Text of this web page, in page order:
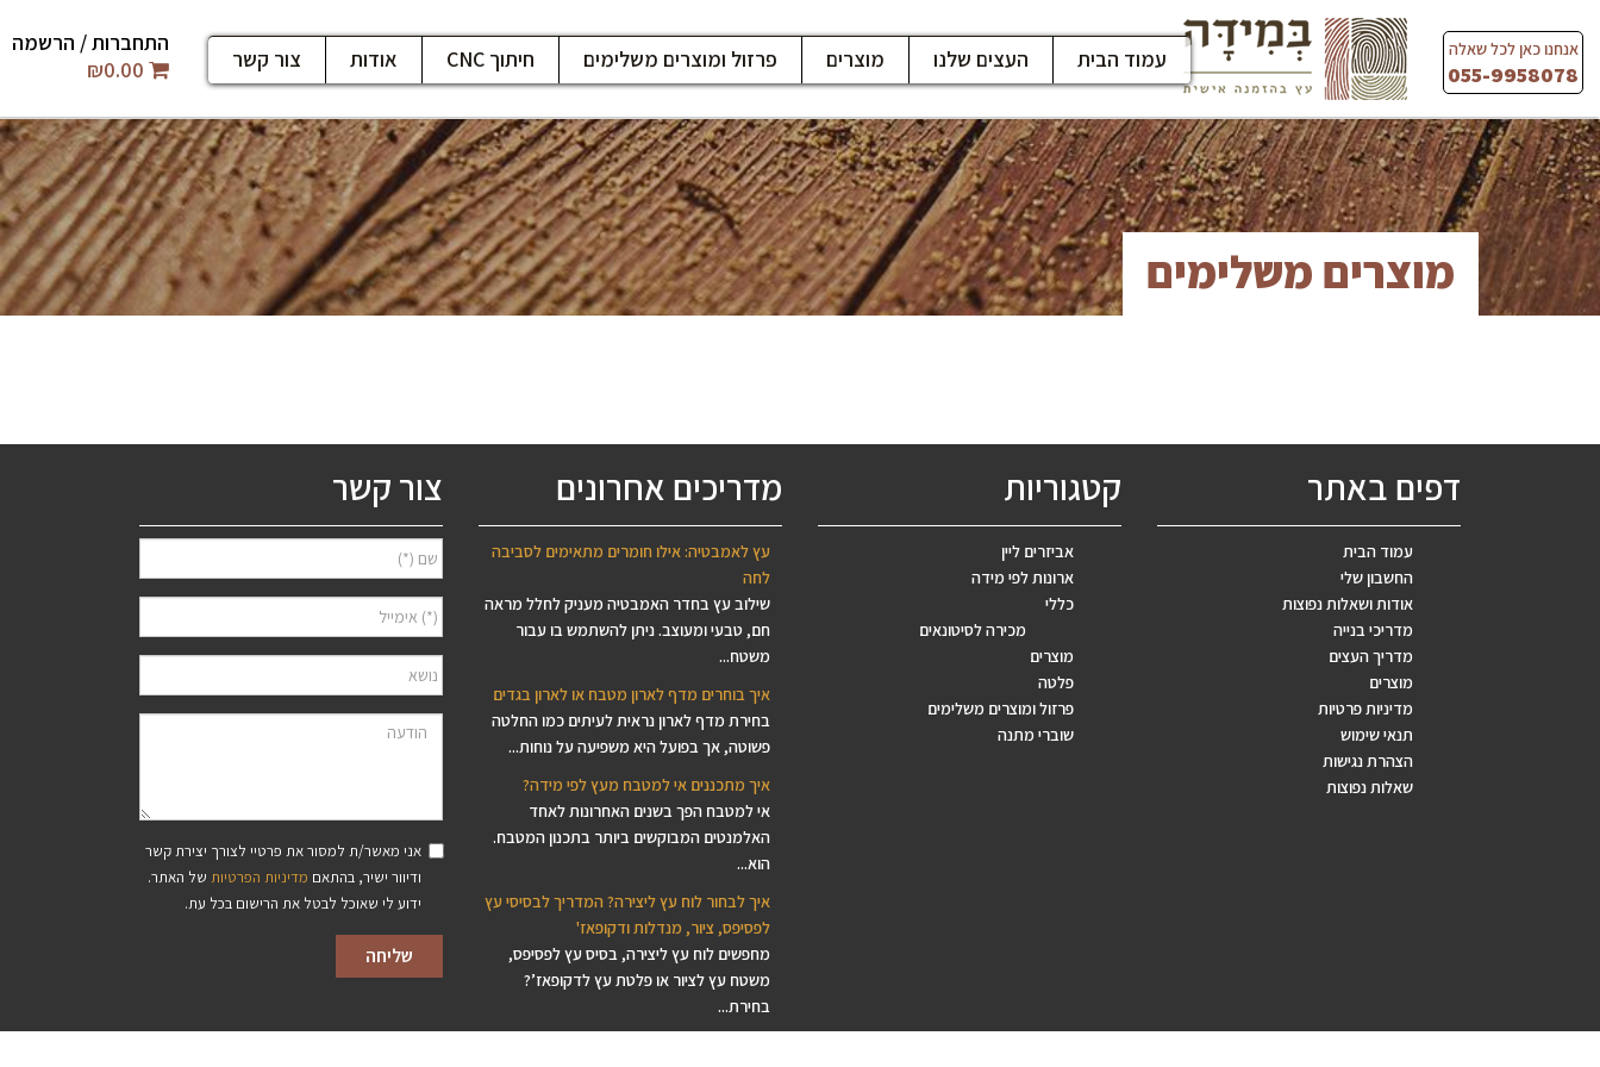
content
אנחנו כאן לכל שאלה
055-9958078
עמוד הבית העצים שלנו מוצרים פרזול ומוצרים משלימים חיתוך CNC אודות צור קשר
התחברות / הרשמה
₪0.00
מוצרים משלימים
דפים באתר
עמוד הבית
החשבון שלי
אודות ושאלות נפוצות
מדריכי בנייה
מדריך העצים
מוצרים
מדיניות פרטיות
תנאי שימוש
הצהרת נגישות
שאלות נפוצות
קטגוריות
אביזרים ליין
ארונות לפי מידה
כללי
מכירה לסיטונאים
מוצרים
פלטה
פרזול ומוצרים משלימים
שוברי מתנה
מדריכים אחרונים
עץ לאמבטיה: אילו חומרים מתאימים לסביבה
לחה
שילוב עץ בחדר האמבטיה מעניק לחלל מראה
חם, טבעי ומעוצב. ניתן להשתמש בו עבור
משטח...
איך בוחרים מדף לארון מטבח או לארון בגדים
בחירת מדף לארון נראית לעיתים כמו החלטה
פשוטה, אך בפועל היא משפיעה על נוחות...
איך מתכננים אי למטבח מעץ לפי מידה?
אי למטבח הפך בשנים האחרונות לאחד
האלמנטים המבוקשים ביותר בתכנון המטבח.
הוא...
איך לבחור לוח עץ ליצירה? המדריך לבסיסי עץ
לפסיפס, ציור, מנדלות ודקופאז'
מחפשים לוח עץ ליצירה, בסיס עץ לפסיפס,
משטח עץ לציור או פלטת עץ לדקופאז’?
בחירת...
צור קשר
אני מאשר/ת למסור את פרטיי לצורך יצירת קשר
ודיוור ישיר, בהתאם מדיניות הפרטיות של האתר.
ידוע לי שאוכל לבטל את הרישום בכל עת.